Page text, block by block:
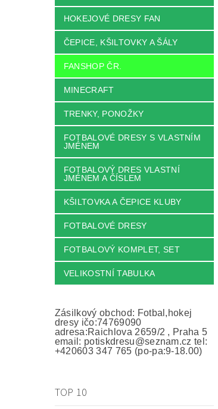
HOKEJOVÉ DRESY FAN
ČEPICE, KŠILTOVKY A ŠÁLY
FANSHOP ČR.
MINECRAFT
TRENKY, PONOŽKY
FOTBALOVÉ DRESY S VLASTNÍM
JMÉNEM
FOTBALOVÝ DRES VLASTNÍ
JMÉNEM A ČÍSLEM
KŠILTOVKA A ČEPICE KLUBY
FOTBALOVÉ DRESY
FOTBALOVÝ KOMPLET, SET
VELIKOSTNÍ TABULKA
Zásilkový obchod: Fotbal,hokej
dresy ičo:74769090
adresa:Raichlova 2659/2 , Praha 5
email: potiskdresu@seznam.cz tel:
+420603 347 765 (po-pa:9-18.00)
TOP 10